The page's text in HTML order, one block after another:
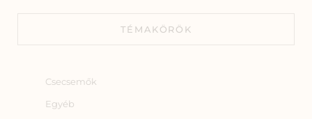
TÉMAKÖRÖK
Csecsemők
Egyéb